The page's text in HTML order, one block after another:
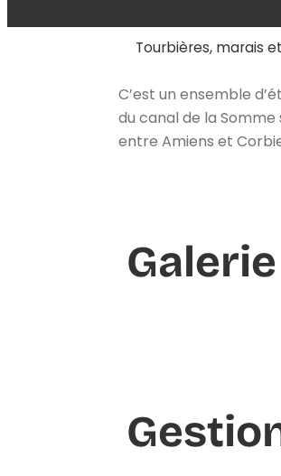
Tourbières, marais
C’est un ensemble
du canal de la Somme
entre Amiens et